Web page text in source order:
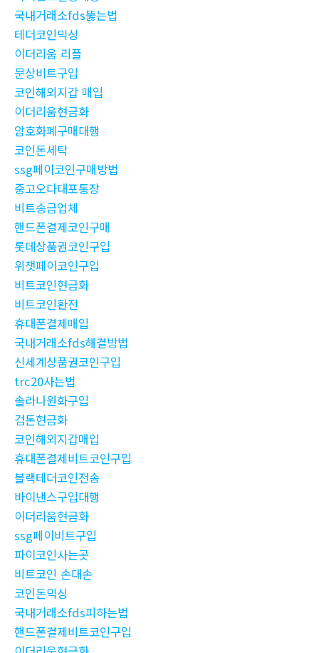
국내거래소fds뚫는법
테더코인믹싱
이더리움 리플
문상비트구입
코인해외지갑 매입
이더리움현금화
암호화폐구매대행
코인돈세탁
ssg페이코인구매방법
중고오다대포통장
비트송금업체
핸드폰결제코인구매
롯데상품권코인구입
위챗페이코인구입
비트코인현금화
비트코인환전
휴대폰결제매입
국내거래소fds해결방법
신세계상품권코인구입
trc20사는법
솔라나원화구입
검돈현금화
코인해외지갑매입
휴대폰결제비트코인구입
블랙테더코인전송
바이낸스구입대행
이더리움현금화
ssg페이비트구입
파이코인사는곳
비트코인 손대손
코인돈믹싱
국내거래소fds피하는법
핸드폰결제비트코인구입